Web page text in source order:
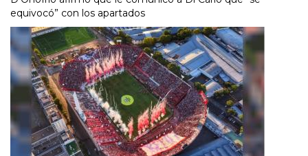
equivocó” con los apartados